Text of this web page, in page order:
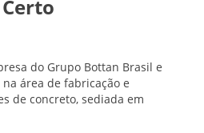
do Grupo Bottan Brasil e
área de fabricação e
de concreto, sediada em